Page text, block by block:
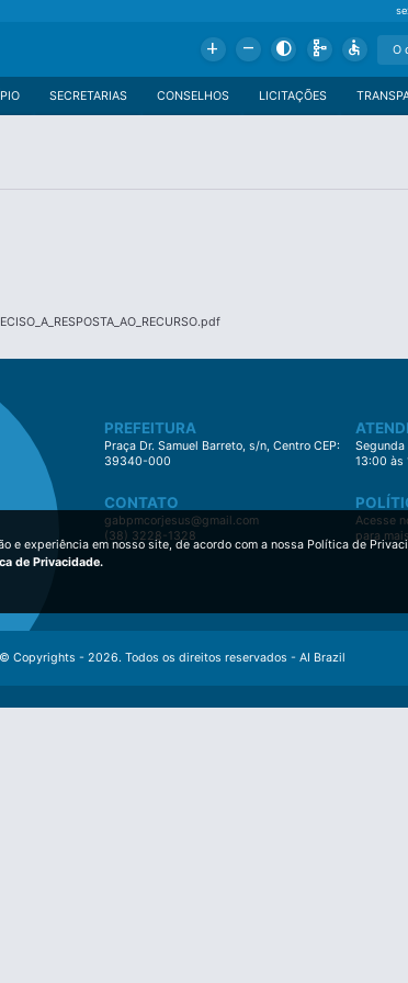
Add Remove Contrast Schema Accessible
LICITAÇÕES
CONSELHOS
SECRETARIAS
PREFEITURA
Praça Dr. Samuel Barreto, s/n, Centro CEP:
39340-000
Segunda
13:00 às
CONTATO
gabpmcorjesus@gmail.com
(38) 3228-1328
Acesse
para
© Copyrights - 2026. Todos os direitos reservados - AI Brazil
e experiência em nosso site, de acordo com a nossa Política de
de Privacidade.